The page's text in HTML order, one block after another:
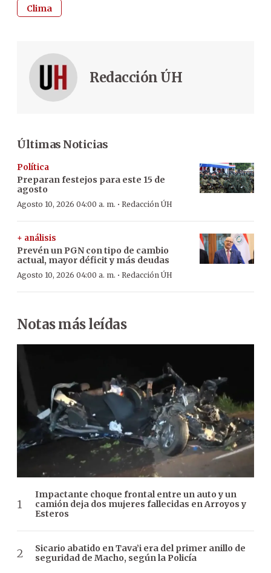
Clima
Redacción ÚH
Últimas Noticias
Política
Preparan festejos para este 15 de
agosto
Agosto 10, 2026 04:00 a. m. · Redacción ÚH
+ análisis
Prevén un PGN con tipo de cambio
actual, mayor déficit y más deudas
Agosto 10, 2026 04:00 a. m. · Redacción ÚH
Notas más leídas
Impactante choque frontal entre un auto y un
camión deja dos mujeres fallecidas en Arroyos y
Esteros
Sicario abatido en Tava’i era del primer anillo de
seguridad de Macho, según la Policía